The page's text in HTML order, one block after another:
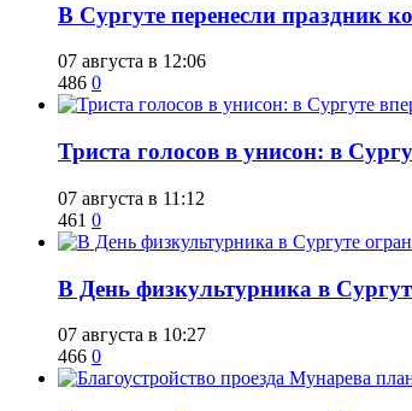
​В Сургуте перенесли праздник
07 августа в 12:06
486 0
​Триста голосов в унисон: в
07 августа в 11:12
461 0
​В День физкультурника в
07 августа в 10:27
466 0